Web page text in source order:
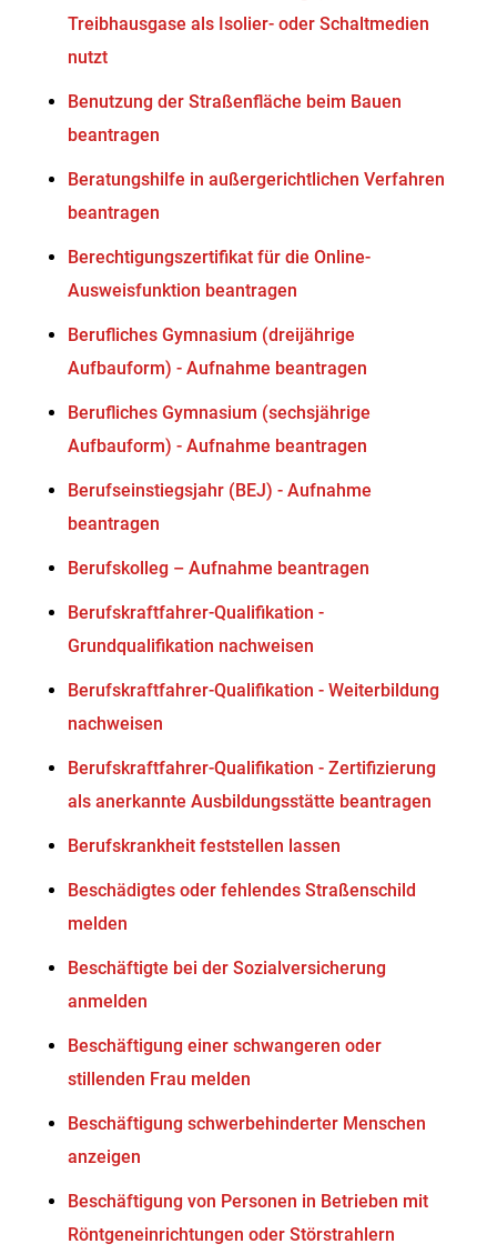
Treibhausgase als Isolier- oder Schaltmedien
nutzt
Benutzung der Straßenfläche beim Bauen
beantragen
Beratungshilfe in außergerichtlichen Verfahren
beantragen
Berechtigungszertifikat für die Online-
Ausweisfunktion beantragen
Berufliches Gymnasium (dreijährige
Aufbauform) - Aufnahme beantragen
Berufliches Gymnasium (sechsjährige
Aufbauform) - Aufnahme beantragen
Berufseinstiegsjahr (BEJ) - Aufnahme
beantragen
Berufskolleg – Aufnahme beantragen
Berufskraftfahrer-Qualifikation -
Grundqualifikation nachweisen
Berufskraftfahrer-Qualifikation - Weiterbildung
nachweisen
Berufskraftfahrer-Qualifikation - Zertifizierung
als anerkannte Ausbildungsstätte beantragen
Berufskrankheit feststellen lassen
Beschädigtes oder fehlendes Straßenschild
melden
Beschäftigte bei der Sozialversicherung
anmelden
Beschäftigung einer schwangeren oder
stillenden Frau melden
Beschäftigung schwerbehinderter Menschen
anzeigen
Beschäftigung von Personen in Betrieben mit
Röntgeneinrichtungen oder Störstrahlern